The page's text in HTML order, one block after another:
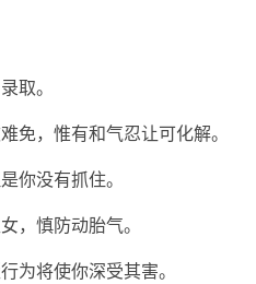
取。
免，惟有和气忍让可化解。
你没有抓住。
，慎防动胎气。
为将使你深受其害。